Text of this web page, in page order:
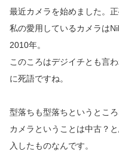
最近カメラを始めました。
私の愛用しているカメラは
2010年。
このころはデジイチとも言
に死語ですね。
型落ちも型落ちというとこ
カメラということは中古？
入したものなんです。